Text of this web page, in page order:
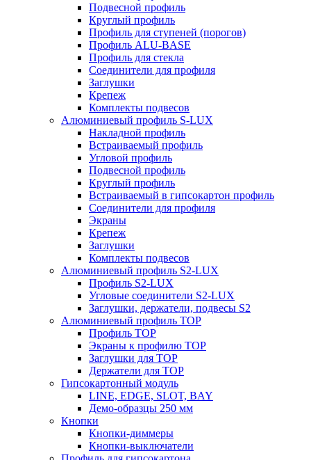
Подвесной профиль
Круглый профиль
Профиль для ступеней (порогов)
Профиль ALU-BASE
Профиль для стекла
Соединители для профиля
Заглушки
Крепеж
Комплекты подвесов
Алюминиевый профиль S-LUX
Накладной профиль
Встраиваемый профиль
Угловой профиль
Подвесной профиль
Круглый профиль
Встраиваемый в гипсокартон профиль
Соединители для профиля
Экраны
Крепеж
Заглушки
Комплекты подвесов
Алюминиевый профиль S2-LUX
Профиль S2-LUX
Угловые соединители S2-LUX
Заглушки, держатели, подвесы S2
Алюминиевый профиль TOP
Профиль TOP
Экраны к профилю TOP
Заглушки для TOP
Держатели для TOP
Гипсокартонный модуль
LINE, EDGE, SLOT, BAY
Демо-образцы 250 мм
Кнопки
Кнопки-диммеры
Кнопки-выключатели